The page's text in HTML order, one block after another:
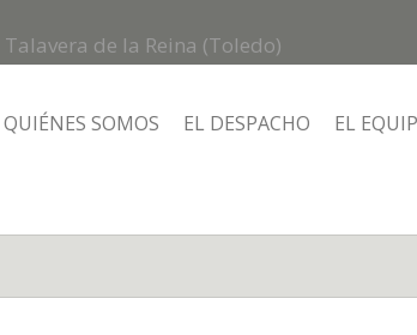
de la Reina (Toledo)
QUIÉNES SOMOS EL DESPACHO EL